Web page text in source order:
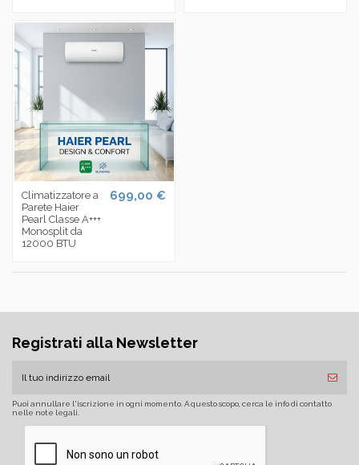
Climatizzatore a
Parete Haier
Pearl Classe A+++
Monosplit da
12000 BTU
699,00 €
Registrati alla Newsletter
Puoi annullare l'iscrizione in ogni momento. A questo scopo, cerca le info di contatto
nelle note legali.